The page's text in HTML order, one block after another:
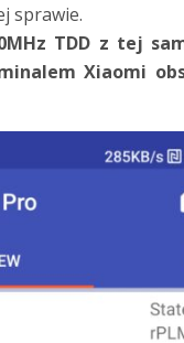
sprawie.
TDD z tej
Xiaomi